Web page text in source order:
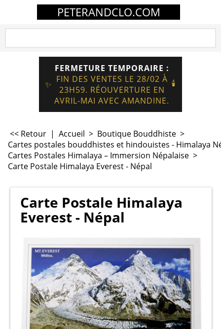
PETERANDCLO.COM
✨
FERMETURE TEMPORAIRE :
FIN DES VENTES LE 28/02 À
23H59. RÉOUVERTURE EN
AVRIL-MAI AVEC AMANDINE.
🕯️
<< Retour | Accueil > Boutique Bouddhiste >
Cartes postales bouddhistes et hindouistes - Himalaya
Cartes Postales Himalaya – Immersion Népalaise >
Carte Postale Himalaya Everest - Népal
Carte Postale Himalaya
Everest - Népal